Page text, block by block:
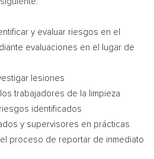
y evaluar riesgos en el
evaluaciones en el lugar de
lesiones
trabajadores de la limpieza
identificados
y supervisores en prácticas
proceso de reportar de inmediato